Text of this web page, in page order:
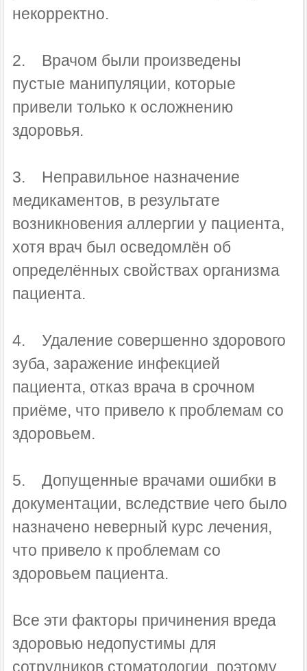
некорректно.
2. Врачом были произведены
пустые манипуляции, которые
привели только к осложнению
здоровья.
3. Неправильное назначение
медикаментов, в результате
возникновения аллергии у пациента,
хотя врач был осведомлён об
определённых свойствах организма
пациента.
4. Удаление совершенно здорового
зуба, заражение инфекцией
пациента, отказ врача в срочном
приёме, что привело к проблемам со
здоровьем.
5. Допущенные врачами ошибки в
документации, вследствие чего было
назначено неверный курс лечения,
что привело к проблемам со
здоровьем пациента.
Все эти факторы причинения вреда
здоровью недопустимы для
сотрудников стоматологии, поэтому